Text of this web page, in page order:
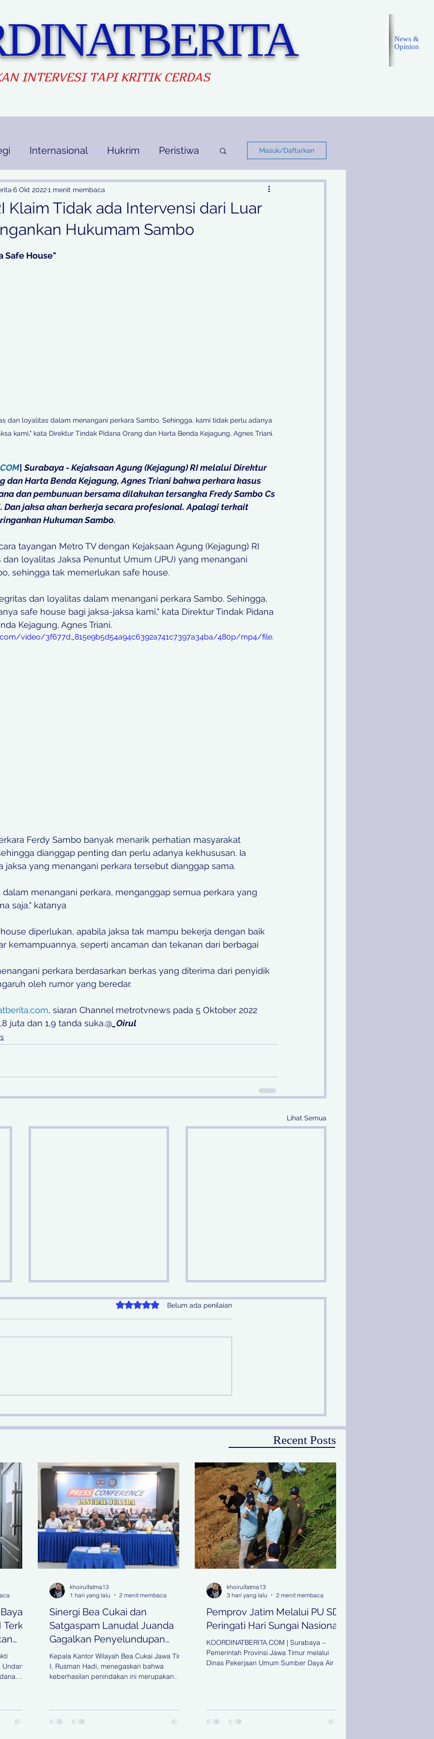
INTERVESI TAPI KRITIK CERDAS
News &
Opinion
Internasional Hukrim Peristiwa
Ekbis Opini
Blog Your Community News
Masuk/Daftarkan
Klaim Tidak ada Intervensi dari Luar
Hukumam Sambo
6 Okt 20221 menit membaca
Safe House"
dan loyalitas dalam menangani perkara Sambo. Sehingga, kami tidak perlu adanya
kami," kata Direktur Tindak Pidana Orang dan Harta Benda Kejagung, Agnes Triani.
| Surabaya - Kejaksaan Agung (Kejagung) RI melalui Direktur
dan Harta Benda Kejagung, Agnes Triani bahwa perkara kasus
dan pembunuan bersama dilakukan tersangka Fredy Sambo Cs
Dan jaksa akan berkerja secara profesional. Apalagi terkait
Hukuman Sambo.
tayangan Metro TV dengan Kejaksaan Agung (Kejagung) RI
loyalitas Jaksa Penuntut Umum (JPU) yang menangani
sehingga tak memerlukan safe house.
dan loyalitas dalam menangani perkara Sambo. Sehingga,
safe house bagi jaksa-jaksa kami," kata Direktur Tindak Pidana
Kejagung, Agnes Triani.
video/3f677d_815e9b5d54a94c6392a741c7397a34ba/480p/mp4/file.
Ferdy Sambo banyak menarik perhatian masyarakat
dianggap penting dan perlu adanya kekhususan. Ia
jaksa yang menangani perkara tersebut dianggap sama.
dalam menangani perkara, menganggap semua perkara yang
saja," katanya
diperlukan, apabila jaksa tak mampu bekerja dengan baik
kemampuannya, seperti ancaman dan tekanan dari berbagai
perkara berdasarkan berkas yang diterima dari penyidik
oleh rumor yang beredar.
, siaran Channel metrotvnews pada 5 Oktober 2022
juta dan 1,9 tanda suka.@ _Oirul
Lihat Semua
Juanda Gagalkan
di Bandara Juanda
Nasional
Dinilai 0 dari 5 bintang.
Belum ada penilaian
Recent Posts
Pidana
Sinergi Bea Cukai dan
Satgaspam Lanudal Juanda
Gagalkan Penyelundupan
Narkotika di Bandara Juanda
Kepala Kantor Wilayah Bea Cukai Jawa Timur
I, Rusman Hadi, menegaskan bahwa
keberhasilan penindakan ini merupakan
risiko dan sinergi antaraparat penegak
khoirulfatma13
1 hari yang lalu
2 menit membaca
Pemprov Jatim Melalui PU SDA
Peringati Hari Sungai Nasional
KOORDINATBERITA.COM | Surabaya –
Pemerintah Provinsi Jawa Timur melalui
Dinas Pekerjaan Umum Sumber Daya Air (PU
peserta tersebut dilanjutkan dengan aksi
khoirulfatma13
3 hari yang lalu
2 menit membaca